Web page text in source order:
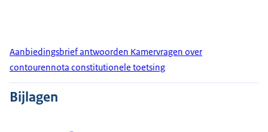
Aanbiedingsbrief antwoorden Kamervragen over
contourennota constitutionele toetsing
Bijlagen